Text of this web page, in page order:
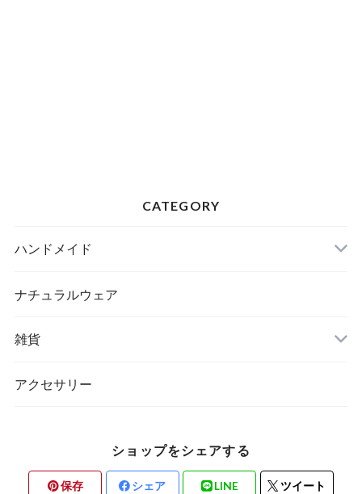
CATEGORY
ハンドメイド
ナチュラルウェア
雑貨
アクセサリー
ショップをシェアする
保存 シェア LINE ツイート